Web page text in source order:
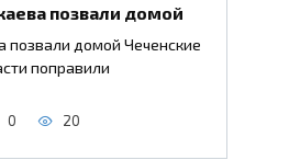
позвали домой
позвали домой Чеченские
поправили
0 20